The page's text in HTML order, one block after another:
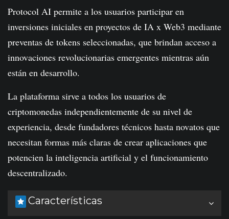
Protocol AI permite a los usuarios participar en
inversiones iniciales en proyectos de IA x Web3 mediante
preventas de tokens seleccionadas, que brindan acceso a
innovaciones revolucionarias emergentes mientras aún
están en desarrollo.
La plataforma sirve a todos los usuarios de
criptomonedas independientemente de su nivel de
experiencia, desde fundadores técnicos hasta novatos que
necesitan formas más claras de crear aplicaciones que
potencien la inteligencia artificial y el funcionamiento
descentralizado.
Características